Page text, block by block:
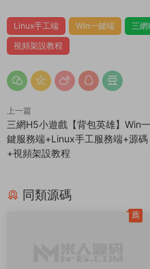
Linux手工端 Win一鍵端 三網
視頻架設教程
上一篇
三網H5小遊戲【背包英雄】Win一
鍵服務端+Linux手工服務端+源碼
+視頻架設教程
同類源碼
薦